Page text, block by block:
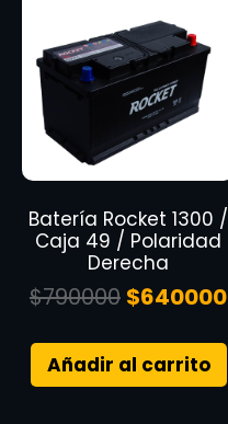
Batería Rocket 1300 /
Caja 49 / Polaridad
Derecha
$790000 $640000
Añadir al carrito